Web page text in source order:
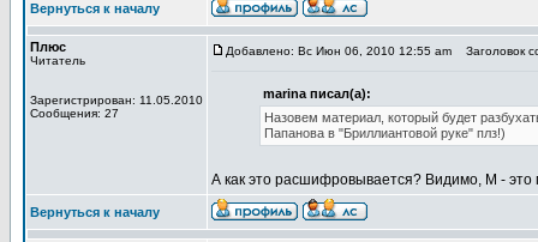
Вернуться к началу
Плюс
Читатель
Зарегистрирован: 11.05.2010
Сообщения: 27
Добавлено: Вс Июн 06, 2010 12:55 am Заголовок
marina писал(а):
Назовем материал, который будет
Папанова в "Бриллиантовой руке" плз!)
А как это расшифровывается? Видимо, М -
Вернуться к началу